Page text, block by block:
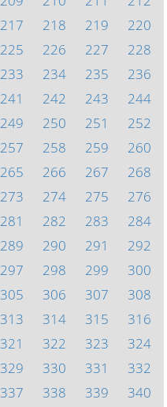
217 218 219
220
225 226 227
228
233 234 235
236
241 242 243
244
249 250 251
252
257 258 259
260
265 266 267
268
273 274 275
276
281 282 283
284
289 290 291
292
297 298 299
300
305 306 307
308
313 314 315
316
321 322 323
324
329 330 331
332
337 338 339
340